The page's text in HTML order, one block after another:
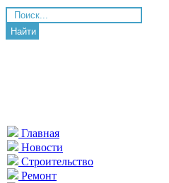
Найти
Главная
Новости
Строительство
Ремонт